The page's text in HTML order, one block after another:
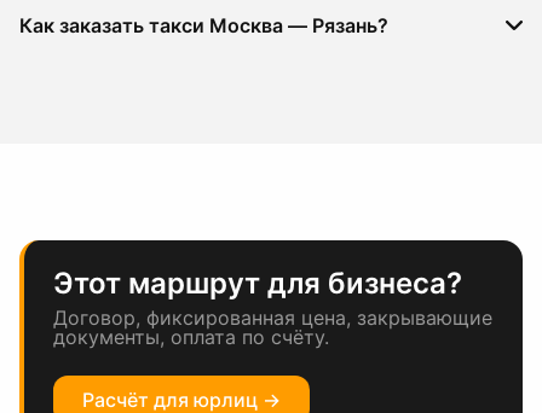
Как заказать такси Москва — Рязань?
Этот маршрут для бизнеса?
Договор, фиксированная цена, закрывающие
документы, оплата по счёту.
Расчёт для юрлиц →